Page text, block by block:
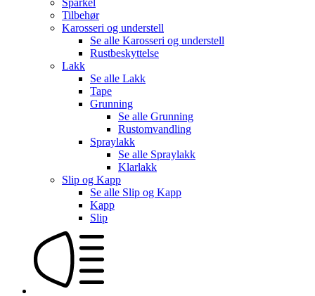
Tilbehør
Karosseri og understell
Se alle Karosseri og understell
Rustbeskyttelse
Lakk
Se alle Lakk
Tape
Grunning
Se alle Grunning
Rustomvandling
Spraylakk
Se alle Spraylakk
Klarlakk
Slip og Kapp
Se alle Slip og Kapp
Kapp
Slip